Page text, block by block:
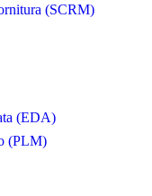
(SCRM)
(EDA)
(PLM)